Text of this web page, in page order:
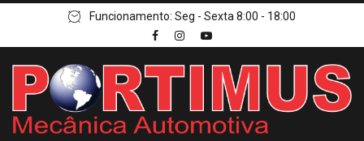
Funcionamento: Seg - Sexta 8:00 - 18:00